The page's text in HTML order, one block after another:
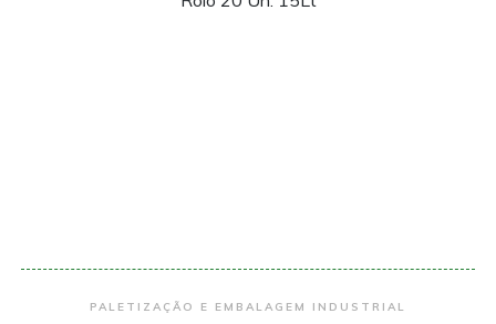
Encomendar
PALETIZAÇÃO E EMBALAGEM INDUSTRIAL